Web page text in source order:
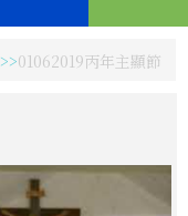
01062019丙年主顯節